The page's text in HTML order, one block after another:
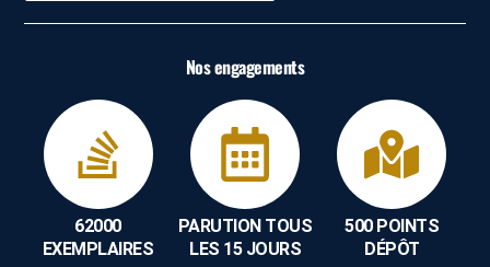
Nos engagements
62000
EXEMPLAIRES
PARUTION TOUS
LES 15 JOURS
500 POINTS
DÉPÔT